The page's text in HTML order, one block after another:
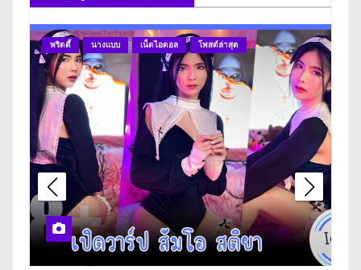
พริตตี้ นางแบบ เน็ตไอดอล โพสต์ล่าสุด